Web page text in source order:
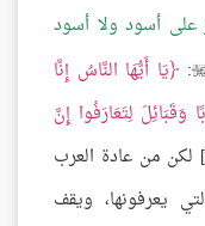
على أسود ولا أسود

: يَا أَيُّهَا النَّاسُ إِنَّا
لِتَعَارَفُوا إِنَّ
[الحجرات: 13] لكن من عادة العرب
يعرفونها، ويقف